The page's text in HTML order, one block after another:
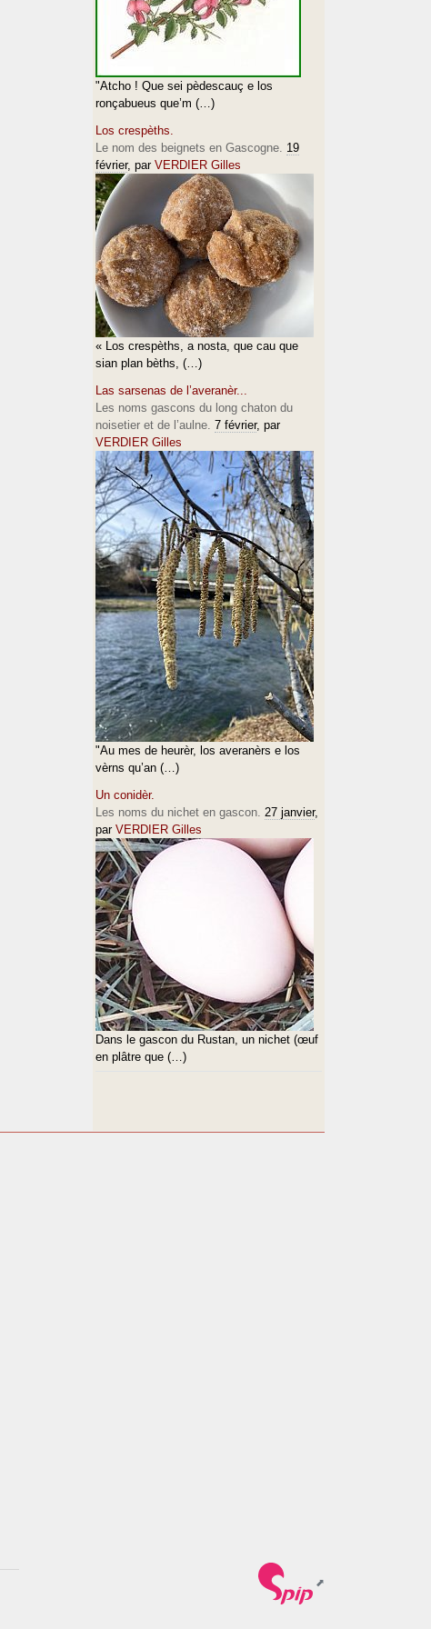
"Atcho ! Que sei pèdescauç e los
ronçabueus que’m (…)
Los crespèths.
Le nom des beignets en Gascogne. 19
février, par VERDIER Gilles
« Los crespèths, a nosta, que cau que
sian plan bèths, (…)
Las sarsenas de l’averanèr...
Les noms gascons du long chaton du
noisetier et de l’aulne. 7 février, par
VERDIER Gilles
"Au mes de heurèr, los averanèrs e los
vèrns qu’an (…)
Un conidèr.
Les noms du nichet en gascon. 27 janvier,
par VERDIER Gilles
Dans le gascon du Rustan, un nichet (œuf
en plâtre que (…)